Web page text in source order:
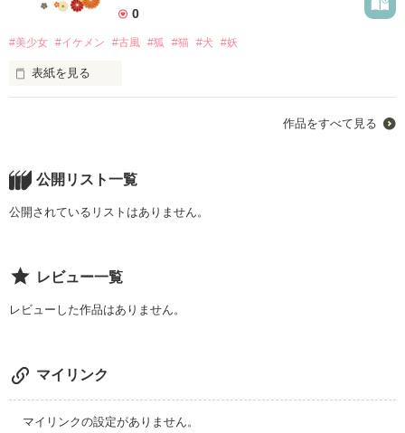
学校ではとてもクールなあなたは迷惑と思うかもしれないね？
それでも許してね？
あなたのプレイに惚れさせたあなたが悪いんだから…
0
#美少女 #イケメン #古風 #狐 #猫 #犬 #妖
表紙を見る
そして妖艶に弧を描く口
作品をすべて見る
公開リスト一覧
公開されているリストはありません。
レビュー一覧
レビューした作品はありません。
マイリンク
マイリンクの設定がありません。